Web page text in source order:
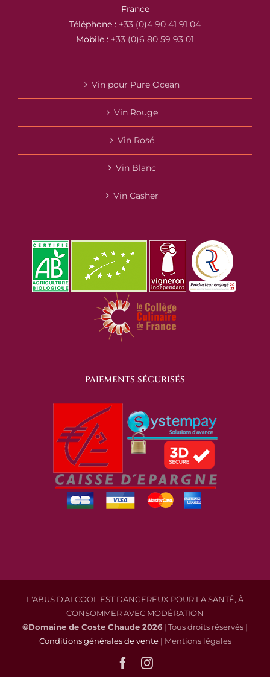
France
Téléphone : +33 (0)4 90 41 91 04
Mobile : +33 (0)6 80 59 93 01
Vin pour Pure Ocean
Vin Rouge
Vin Rosé
Vin Blanc
Vin Casher
PAIEMENTS SÉCURISÉS
L'ABUS D'ALCOOL EST DANGEREUX POUR LA SANTÉ, À
CONSOMMER AVEC MODÉRATION
©Domaine de Coste Chaude 2026 | Tous droits réservés |
Conditions générales de vente| Mentions légales
FacebookInstagram